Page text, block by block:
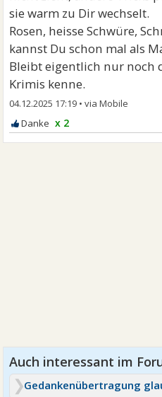
sie warm zu Dir wechselt.
Rosen, heisse Schwüre,
kannst Du schon mal als
Bleibt eigentlich nur noch
Krimis kenne.
04.12.2025 17:19 •
x 2
Gedankenübertragung